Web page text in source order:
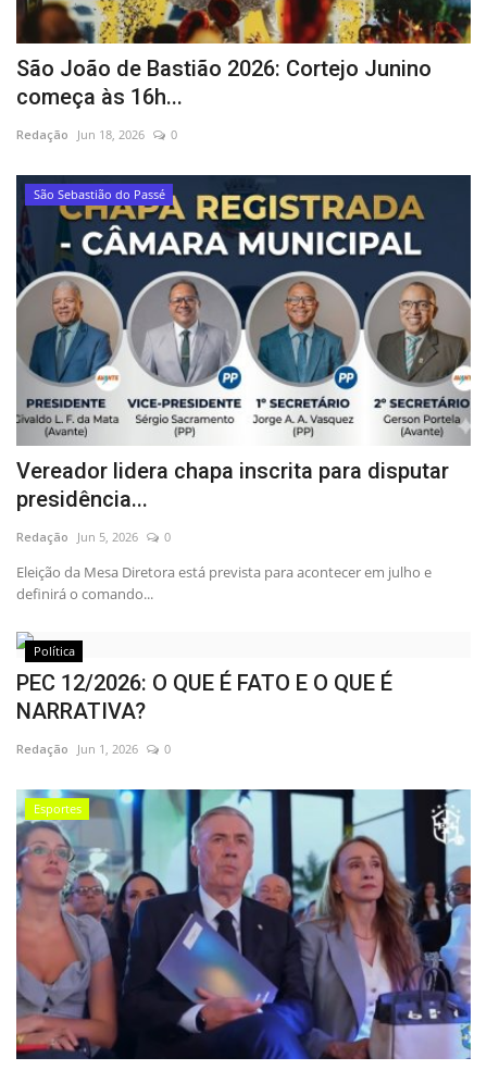
São João de Bastião 2026: Cortejo Junino
começa às 16h...
Redação Jun 18, 2026 0
São Sebastião do Passé
Vereador lidera chapa inscrita para disputar
presidência...
Redação Jun 5, 2026 0
Eleição da Mesa Diretora está prevista para acontecer em julho e
definirá o comando...
Política
PEC 12/2026: O QUE É FATO E O QUE É
NARRATIVA?
Redação Jun 1, 2026 0
Esportes